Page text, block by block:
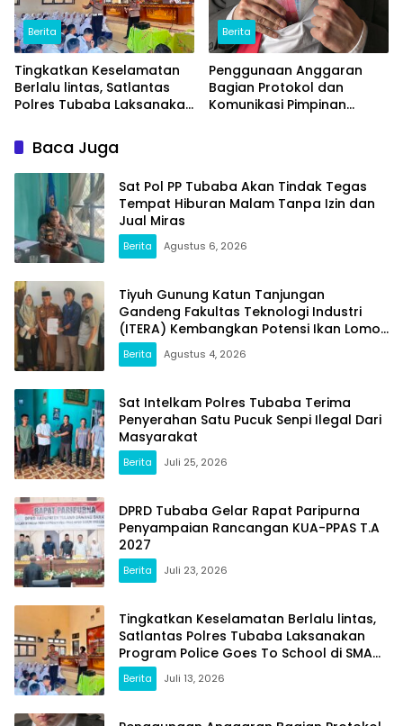
Berita
Tingkatkan Keselamatan
Berlalu lintas, Satlantas
Polres Tubaba Laksanakan
School di SMAN 1 Tumijajar
Berita
Penggunaan Anggaran
Bagian Protokol dan
Komunikasi Pimpinan
Baca Juga
Sat Pol PP Tubaba Akan Tindak Tegas
Tempat Hiburan Malam Tanpa Izin dan
Jual Miras
Berita Agustus 6, 2026
Tiyuh Gunung Katun Tanjungan
Gandeng Fakultas Teknologi Industri
(ITERA) Kembangkan Potensi Ikan Lomou
Menjadi Prodak Unggulan
Berita Agustus 4, 2026
Sat Intelkam Polres Tubaba Terima
Penyerahan Satu Pucuk Senpi Ilegal Dari
Masyarakat
Berita Juli 25, 2026
DPRD Tubaba Gelar Rapat Paripurna
Penyampaian Rancangan KUA-PPAS T.A
2027
Berita Juli 23, 2026
Tingkatkan Keselamatan Berlalu lintas,
Satlantas Polres Tubaba Laksanakan
Program Police Goes To School di SMAN
1 Tumijajar
Berita Juli 13, 2026